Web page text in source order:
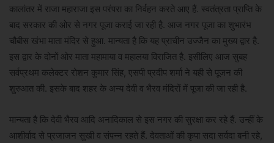
कालांतर में राजा महाराजा इस परंपरा का निर्वहन करते आए हैं. स्वतंत्रता प्राप्ति के
बाद सरकार की ओर से नगर पूजा कराई जा रही है. आज नगर पूजा का शुभारंभ
चौबीस खंभा माता मंदिर से हुआ. मान्यता है कि यह प्राचीन उज्जैन का मुख्य द्वार है.
इस द्वार के दोनों ओर माता महामाया व महालया विराजित है. इसीलिए आज सुबह
सर्वप्रथम कलेक्टर रोशन कुमार सिंह, एसपी प्रदीप शर्मा ने यही से पूजन की
शुरुआत की. इसके बाद शहर के अन्य देवी व भैरव मंदिरों में पूजा की जा रही है.
मान्यता है कि देवी भैरव आदि अनादिकाल से इस नगर की सुरक्षा कर रहे हैं. उन्हीं के
आशीर्वाद से प्रजाजन सुखी व संपन्न रहते हैं. देवताओं की कृपा सदा सर्वदा बनी रहे,